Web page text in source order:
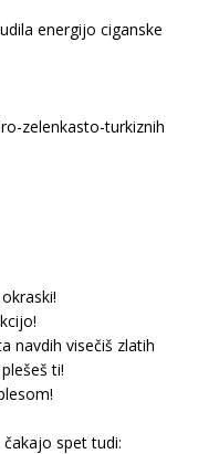
energijo ciganske
zelenkasto-turkiznih
navdih visečiš zlatih
ti!
spet tudi: